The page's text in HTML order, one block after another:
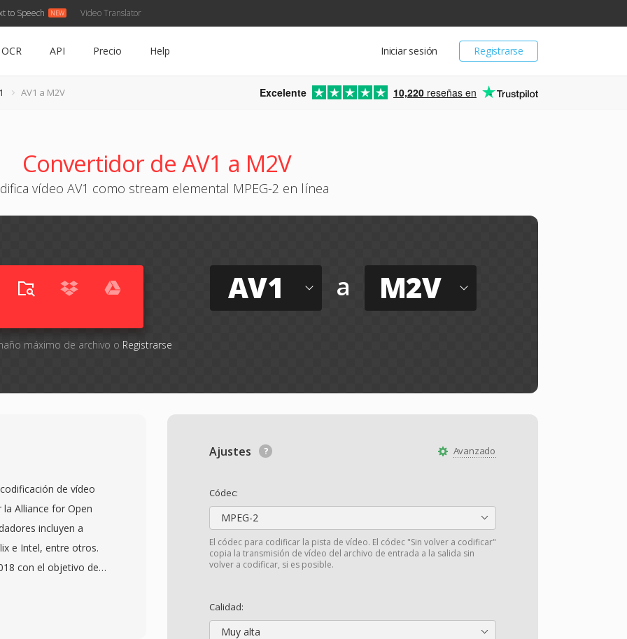
to Speech Video Translator
Registrarse
Iniciar sesión
OCR API Precio Help
AV1 a M2V Excelente 10,220 reseñas en
Convertidor de AV1 a M2V
vídeo AV1 como stream elemental MPEG-2 en línea
máximo de archivo o Registrarse
AV1 a M2V
Avanzado
Ajustes
Códec:
MPEG-2
El códec para codificar la pista de vídeo. El códec "Sin volver a codificar"
copia la transmisión de vídeo del archivo de entrada a la salida sin
volver a codificar, si es posible.
Calidad:
Muy alta
de vídeo
Alliance for Open
incluyen a
e Intel, entre otros.
con el objetivo de
generación qué